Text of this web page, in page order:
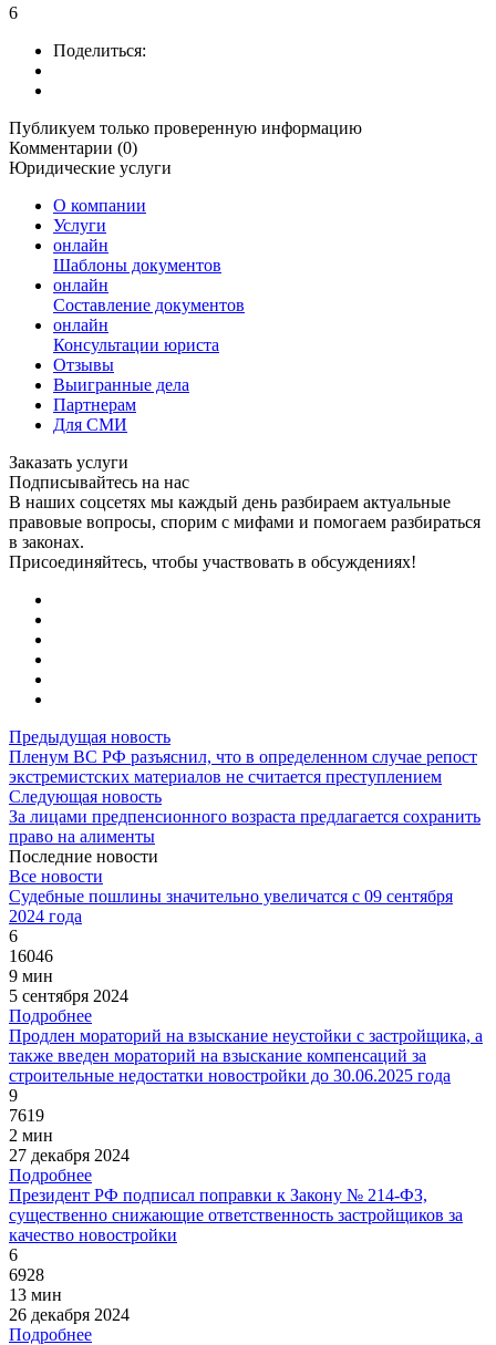
6
Поделиться:
Публикуем только проверенную информацию
Комментарии (0)
Юридические услуги
О компании
Услуги
онлайн
Шаблоны документов
онлайн
Составление документов
онлайн
Консультации юриста
Отзывы
Выигранные дела
Партнерам
Для СМИ
Заказать услуги
Подписывайтесь на нас
В наших соцсетях мы каждый день разбираем актуальные
правовые вопросы, спорим с мифами и помогаем разбираться
в законах.
Присоединяйтесь, чтобы участвовать в обсуждениях!
Предыдущая новость
Пленум ВС РФ разъяснил, что в определенном случае репост
экстремистских материалов не считается преступлением
Следующая новость
За лицами предпенсионного возраста предлагается сохранить
право на алименты
Последние новости
Все новости
Судебные пошлины значительно увеличатся с 09 сентября
2024 года
6
16046
9 мин
5 сентября 2024
Подробнее
Продлен мораторий на взыскание неустойки с застройщика, а
также введен мораторий на взыскание компенсаций за
строительные недостатки новостройки до 30.06.2025 года
9
7619
2 мин
27 декабря 2024
Подробнее
Президент РФ подписал поправки к Закону № 214-ФЗ,
существенно снижающие ответственность застройщиков за
качество новостройки
6
6928
13 мин
26 декабря 2024
Подробнее